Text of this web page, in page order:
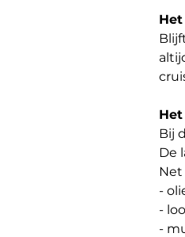
Bij
De
Net
-
-
-